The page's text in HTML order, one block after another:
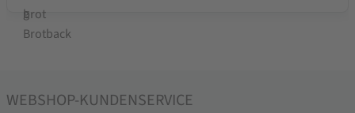
WEBSHOP-KUNDENSERVICE